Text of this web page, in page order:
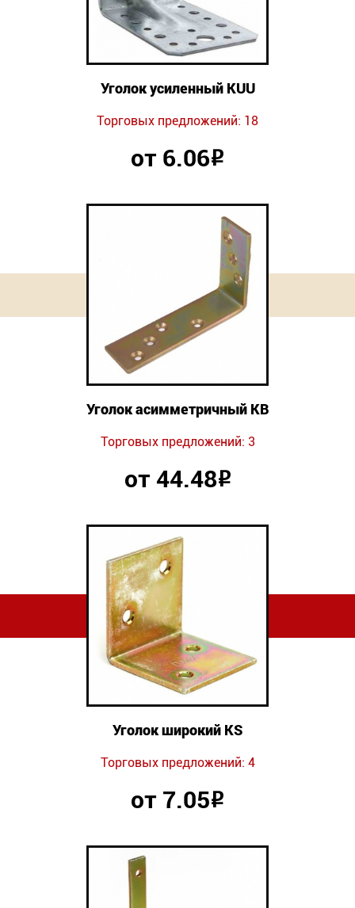
Уголок усиленный KUU
Торговых предложений: 18
от 6.06Р
Уголок асимметричный KB
Торговых предложений: 3
от 44.48Р
Уголок широкий KS
Торговых предложений: 4
от 7.05Р